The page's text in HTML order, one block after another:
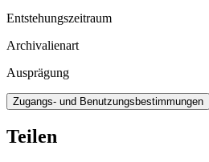
Entstehungszeitraum
Archivalienart
Ausprägung
Zugangs- und Benutzungsbestimmungen
Teilen